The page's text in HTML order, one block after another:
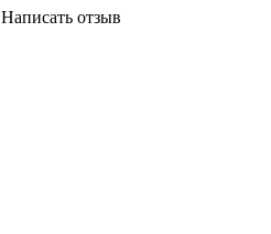
Написать отзыв